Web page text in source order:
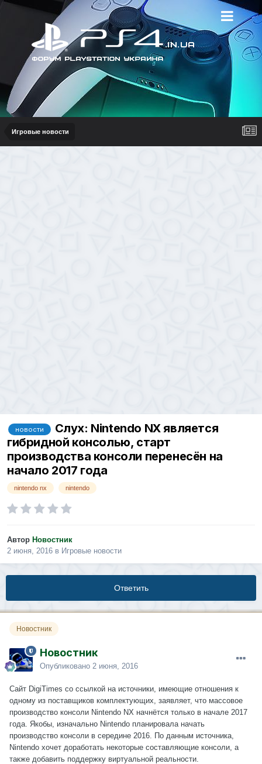
Игровые новости
новости
Слух: Nintendo NX является
гибридной консолью, старт
производства консоли перенесён на
начало 2017 года
nintendo nx nintendo
Автор Новостник
2 июня, 2016 в Игровые новости
Ответить
Новостник
Новостник
Опубликовано 2 июня, 2016
Сайт DigiTimes со ссылкой на источники, имеющие отношения к
одному из поставщиков комплектующих, заявляет, что массовое
производство консоли Nintendo NX начнётся только в начале 2017
года. Якобы, изначально Nintendo планировала начать
производство консоли в середине 2016. По данным источника,
Nintendo хочет доработать некоторые составляющие консоли, а
также добавить поддержку виртуальной реальности.